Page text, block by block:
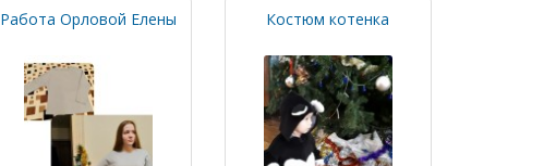
Работа Орловой Елены Костюм котенка